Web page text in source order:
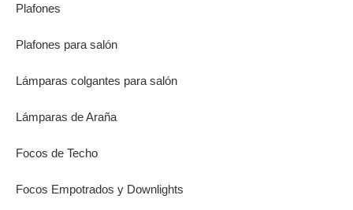
Plafones
Plafones para salón
Lámparas colgantes para salón
Lámparas de Araña
Focos de Techo
Focos Empotrados y Downlights